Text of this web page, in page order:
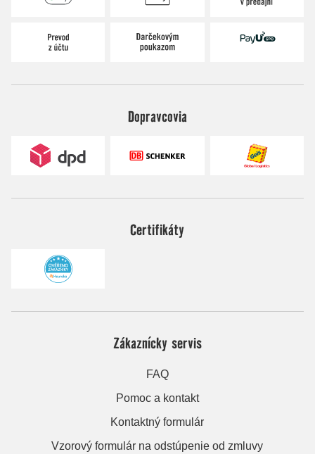
Dopravcovia
Certifikáty
Zákaznícky servis
FAQ
Pomoc a kontakt
Kontaktný formulár
Vzorový formulár na odstúpenie od zmluvy